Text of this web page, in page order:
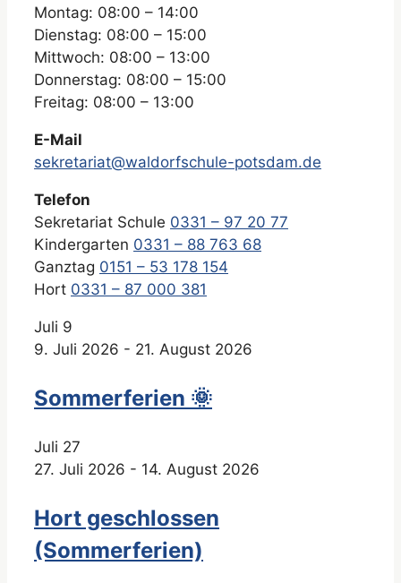
Montag: 08:00 – 14:00
Dienstag: 08:00 – 15:00
Mittwoch: 08:00 – 13:00
Donnerstag: 08:00 – 15:00
Freitag: 08:00 – 13:00
E-Mail
sekretariat@waldorfschule-potsdam.de
Telefon
Sekretariat Schule 0331 – 97 20 77
Kindergarten 0331 – 88 763 68
Ganztag 0151 – 53 178 154
Hort 0331 – 87 000 381
Juli 9
9. Juli 2026 - 21. August 2026
Sommerferien 🌞
Juli 27
27. Juli 2026 - 14. August 2026
Hort geschlossen
(Sommerferien)